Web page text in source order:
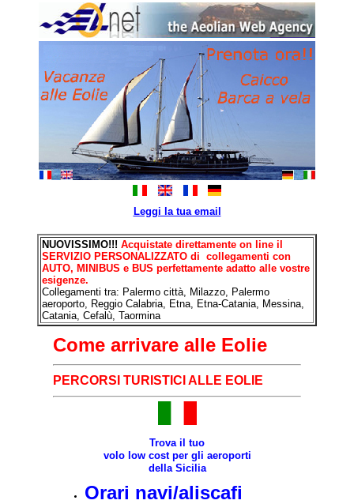
Leggi la tua email
NUOVISSIMO!!! Acquistate direttamente on line il
SERVIZIO PERSONALIZZATO di collegamenti con
AUTO, MINIBUS e BUS perfettamente adatto alle vostre
esigenze.
Collegamenti tra: Palermo città, Milazzo, Palermo
aeroporto, Reggio Calabria, Etna, Etna-Catania, Messina,
Catania, Cefalù, Taormina
Come arrivare alle Eolie
PERCORSI TURISTICI ALLE EOLIE
Trova il tuo
volo low cost per gli aeroporti
della Sicilia
Orari navi/aliscafi